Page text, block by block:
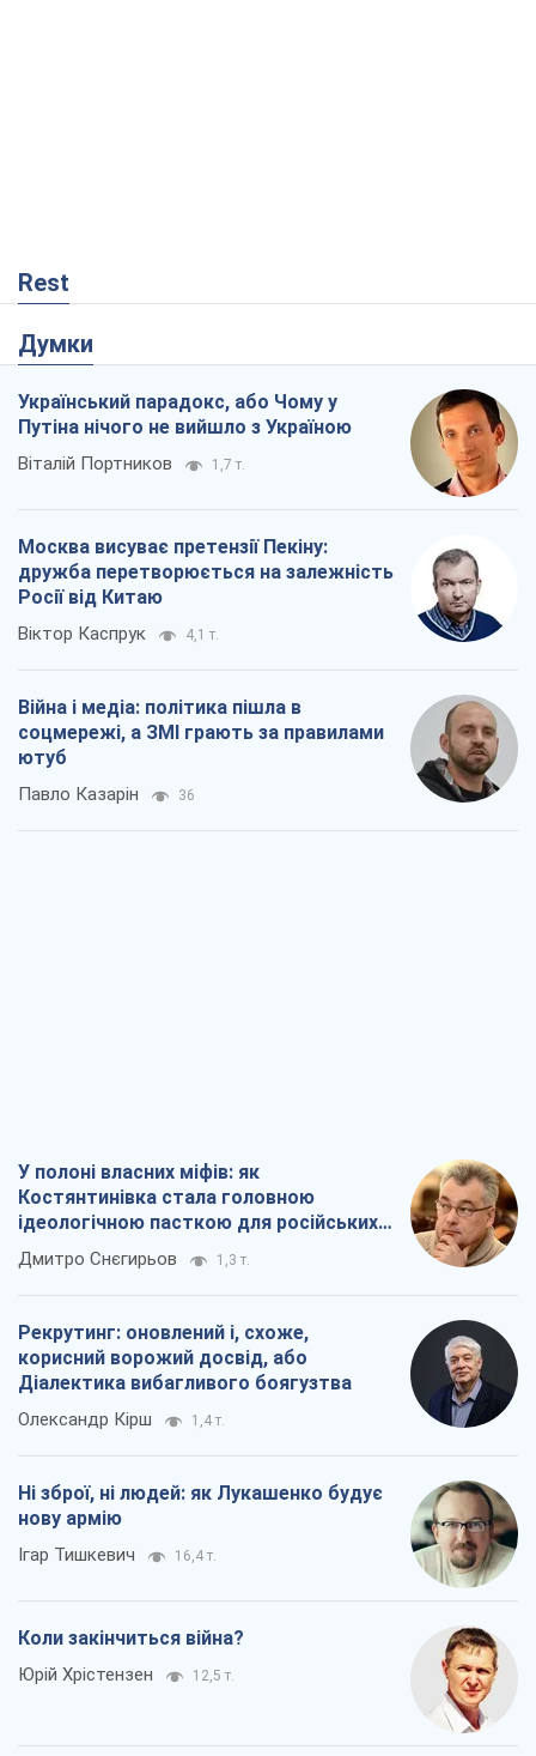
Rest
Думки
Український парадокс, або Чому у
Путіна нічого не вийшло з Україною
Віталій Портников 1,7 т.
Москва висуває претензії Пекіну:
дружба перетворюється на залежність
Росії від Китаю
Віктор Каспрук 4,1 т.
Війна і медіа: політика пішла в
соцмережі, а ЗМІ грають за правилами
ютуб
Павло Казарін 36
У полоні власних міфів: як
Костянтинівка стала головною
ідеологічною пасткою для російських
окупантів
Дмитро Снєгирьов 1,3 т.
Рекрутинг: оновлений і, схоже,
корисний ворожий досвід, або
Діалектика вибагливого боягузтва
Олександр Кірш 1,4 т.
Ні зброї, ні людей: як Лукашенко будує
нову армію
Ігар Тишкевич 16,4 т.
Коли закінчиться війна?
Юрій Хрістензен 12,5 т.